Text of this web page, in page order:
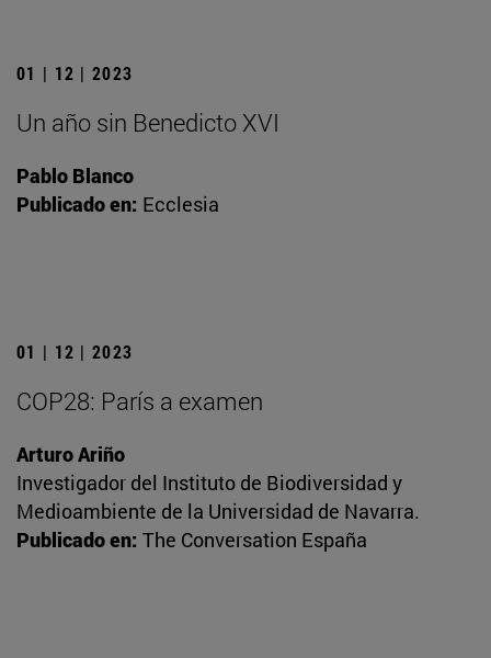
01 | 12 | 2023
Un año sin Benedicto XVI
Pablo Blanco
Publicado en: Ecclesia
01 | 12 | 2023
COP28: París a examen
Arturo Ariño
Investigador del Instituto de Biodiversidad y
Medioambiente de la Universidad de Navarra.
Publicado en: The Conversation España